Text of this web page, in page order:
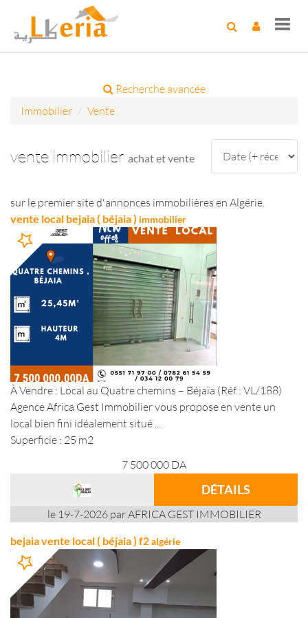
Recherche avancée
Immobilier
Vente
vente immobilier achat et vente
sur le premier site d'annonces immobilières en Algérie.
vente local bejaia ( béjaia ) immobilier
À Vendre : Local au Quatre chemins – Béjaïa (Réf : VL/188)
Agence Africa Gest Immobilier vous propose en vente un
local bien fini idéalement situé ...
Superficie : 25 m2
7 500 000 DA
DÉTAILS
le 19-7-2026 par AFRICA GEST IMMOBILIER
bejaia vente local ( béjaia ) f2algérie